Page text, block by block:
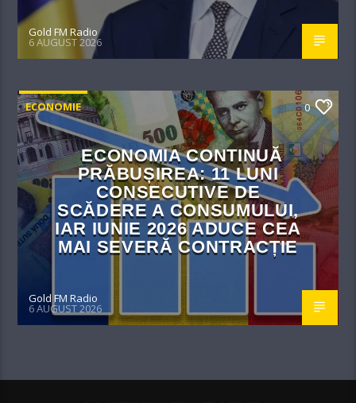
Gold FM Radio
6 AUGUST 2026
ECONOMIE 0
ECONOMIA CONTINUĂ
PRĂBUȘIREA: 11 LUNI
CONSECUTIVE DE
SCĂDERE A CONSUMULUI,
IAR IUNIE 2026 ADUCE CEA
MAI SEVERĂ CONTRACȚIE
Gold FM Radio
6 AUGUST 2026